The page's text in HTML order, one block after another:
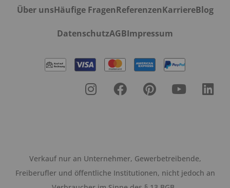
Über unsHäufige FragenReferenzenKarriereBlog
DatenschutzAGBImpressum
Verkauf nur an Unternehmer, Gewerbetreibende,
Freiberufler und öffentliche Institutionen, nicht jedoch an